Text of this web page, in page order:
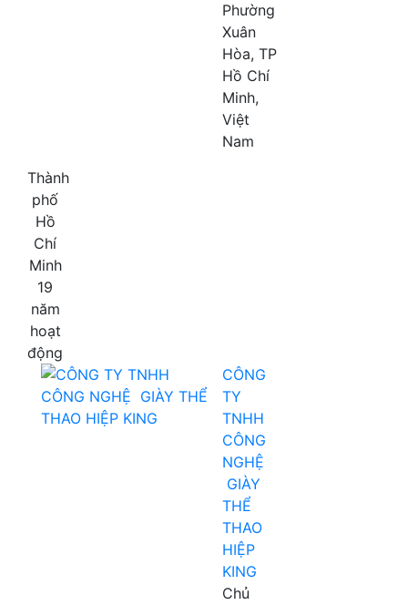
Phường
Xuân
Hòa, TP
Hồ Chí
Minh,
Việt
Nam
Thành
phố
Hồ
Chí
Minh
19
năm
hoạt
động
CÔNG
TY
TNHH
CÔNG
NGHỆ
GIÀY
THỂ
THAO
HIỆP
KING
Chủ